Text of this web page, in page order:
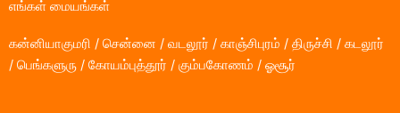
எங்கள் மையங்கள்
கன்னியாகுமரி / சென்னை / வடலூர் / காஞ்சிபுரம் / திருச்சி / கடலூர்
/ பெங்களுரு / கோயம்புத்தூர் / கும்பகோணம் / ஓசூர்